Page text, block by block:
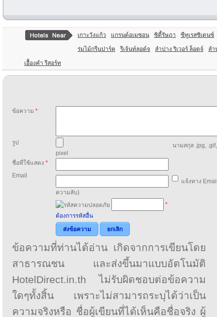
เกาะวังแก้ว แกรนด์อเมซอน ซิตี้รัษฎา ซีทูเรสซิเดนซ์
ร่มไม้กรีนปาร์ค รีเจ้นท์ลอด์จ ลำปาง ริเวอร์ ล็อดจ์ ลำ
เอื้องคำ รีสอร์ท
ข้อความ *
รูป
นามสกุล .jpg,
pixel
ชื่อที่ใช้แสดง *
Email
แจ้งทาง
ความลับ)
*
ต้องการรหัสอื่น
ส่งข้อความ
ยกเลิก
ข้อความที่ท่านได้อ่าน เกิดจากการเขียนโดย
สาธารณชน และส่งขึ้นมาแบบอัตโนมัติ
HotelDirect.in.th ไม่รับผิดชอบต่อข้อความ
ใดๆทั้งสิ้น เพราะไม่สามารถระบุได้ว่าเป็น
ความจริงหรือ ชื่อผู้เขียนที่ได้เห็นคือชื่อจริง ผู้